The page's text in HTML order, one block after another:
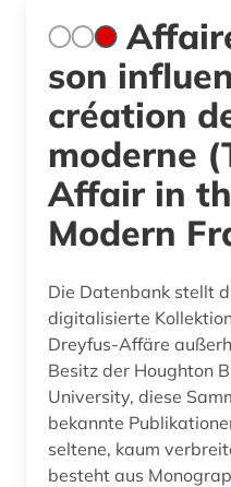
son
création
moderne
Affair in
Modern
Die Datenbank stellt
digitalisierte
Dreyfus-Affäre
Besitz der Houghton
University, diese
bekannte
seltene, kaum
besteht aus